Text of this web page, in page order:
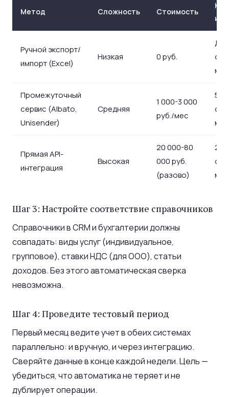
Метод Сложность Стоимость
Ручной экспорт/
импорт (Excel)
Низкая 0 руб.
До
мес
Промежуточный
сервис (Albato,
Unisender)
Средняя
1 000-3 000
руб./мес
50-
мес
Прямая API-
интеграция
Высокая
20 000-80
000 руб.
(разово)
Шаг 3: Настройте соответствие справочников
Справочники в CRM и бухгалтерии должны
совпадать: виды услуг (индивидуальное,
групповое), ставки НДС (для ООО), статьи
доходов. Без этого автоматическая сверка
невозможна.
Шаг 4: Проведите тестовый период
Первый месяц ведите учет в обеих системах
параллельно: и вручную, и через интеграцию.
Сверяйте данные в конце каждой недели. Цель —
убедиться, что автоматика не теряет и не
дублирует операции.